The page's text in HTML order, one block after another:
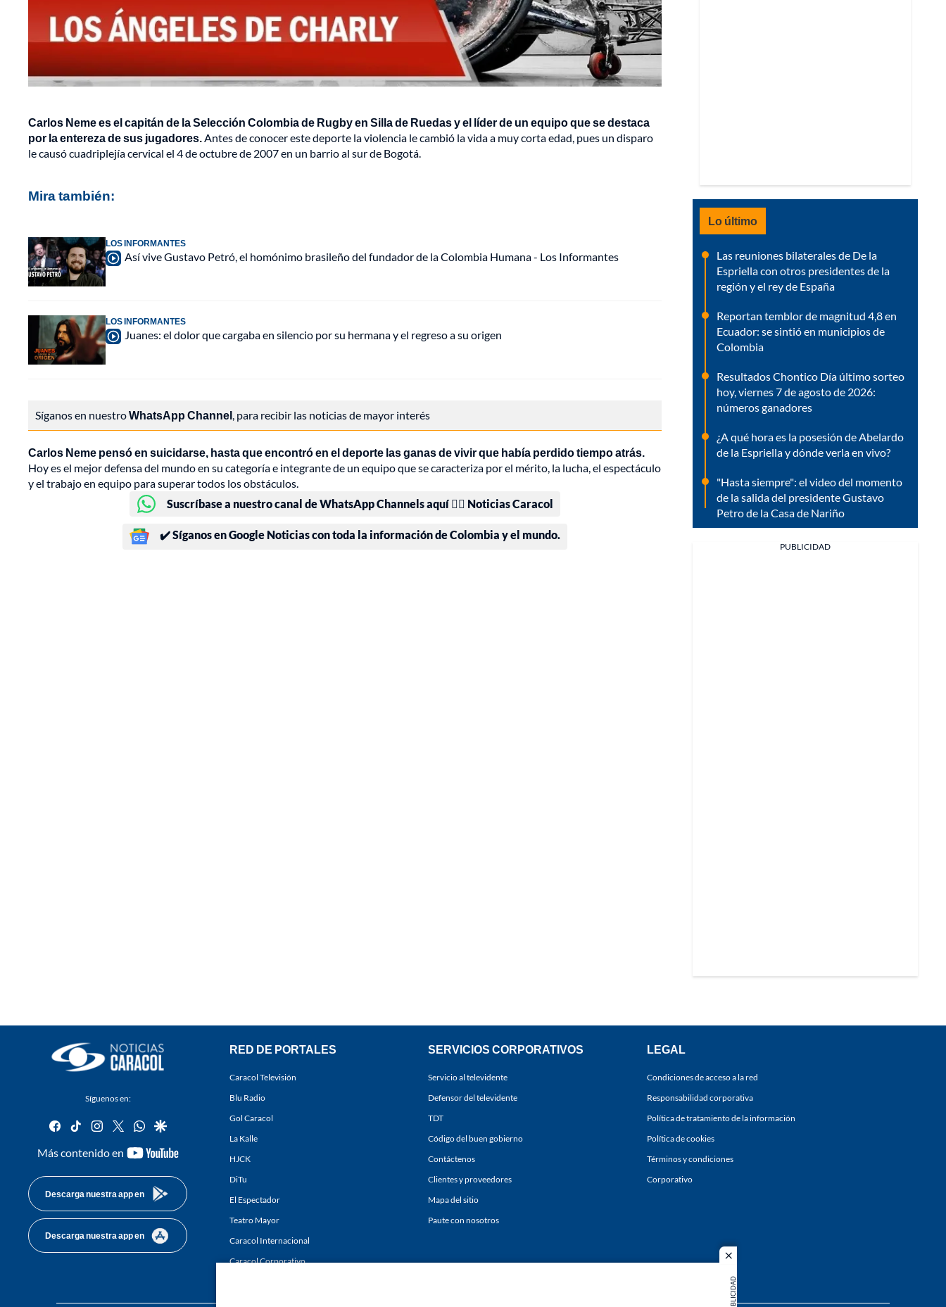
close
PUBLICIDAD
Carlos Neme es el capitán de la Selección Colombia de Rugby en Silla de Ruedas y el líder de un equipo que se destaca
por la entereza de sus jugadores. Antes de conocer este deporte la violencia le cambió la vida a muy corta edad, pues un disparo
le causó cuadriplejía cervical el 4 de octubre de 2007 en un barrio al sur de Bogotá.
Mira también:
LOS INFORMANTES
Así vive Gustavo Petró, el homónimo brasileño del fundador de la Colombia Humana - Los Informantes
LOS INFORMANTES
Juanes: el dolor que cargaba en silencio por su hermana y el regreso a su origen
Síganos en nuestroWhatsApp Channel , para recibir las noticias de mayor interés
Carlos Neme pensó en suicidarse, hasta que encontró en el deporte las ganas de vivir que había perdido tiempo atrás.
Hoy es el mejor defensa del mundo en su categoría e integrante de un equipo que se caracteriza por el mérito, la lucha, el espectáculo
y el trabajo en equipo para superar todos los obstáculos.
Suscríbase a nuestro canal de WhatsApp Channels aquí 👉🏻 Noticias Caracol
✔️ Síganos en Google Noticias con toda la información de Colombia y el mundo.
Lo último
Las reuniones bilaterales de De la
Espriella con otros presidentes de la
región y el rey de España
Reportan temblor de magnitud 4,8 en
Ecuador: se sintió en municipios de
Colombia
Resultados Chontico Día último sorteo
hoy, viernes 7 de agosto de 2026:
números ganadores
¿A qué hora es la posesión de Abelardo
de la Espriella y dónde verla en vivo?
"Hasta siempre": el video del momento
de la salida del presidente Gustavo
Petro de la Casa de Nariño
PUBLICIDAD
Síguenos en:
facebook
tiktok instagram
twitterwhatsapp
google
Más contenido en
youtube-
Descarga nuestra app en
Descarga nuestra app en
RED DE PORTALES
Caracol Televisión
Blu Radio
Gol Caracol
La Kalle
HJCK
DiTu
El Espectador
Teatro Mayor
Caracol Internacional
Caracol Corporativo
SERVICIOS CORPORATIVOS
Servicio al televidente
Defensor del televidente
TDT
Código del buen gobierno
Contáctenos
Clientes y proveedores
Mapa del sitio
Paute con nosotros
LEGAL
Condiciones de acceso a la red
Responsabilidad corporativa
Política de tratamiento de la información
Política de cookies
Términos y condiciones
Corporativo